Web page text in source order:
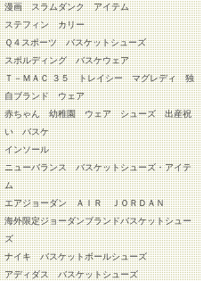
漫画 スラムダンク アイテム
ステフィン カリー
Ｑ４スポーツ バスケットシューズ
スポルディング バスケウェア
Ｔ－ＭＡＣ ３５ トレイシー マグレディ 独
自ブランド ウェア
赤ちゃん 幼稚園 ウェア シューズ 出産祝
い バスケ
インソール
ニューバランス バスケットシューズ・アイテ
ム
エアジョーダン ＡＩＲ ＪＯＲＤＡＮ
海外限定ジョーダンブランドバスケットシュー
ズ
ナイキ バスケットボールシューズ
アディダス バスケットシューズ